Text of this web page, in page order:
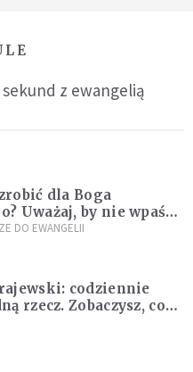
sekund z ewangelią
dla Boga
Uważaj, by nie wpaść
pułapkę
DO EWANGELII
codziennie
rzecz. Zobaczysz, co
z twoim życiem